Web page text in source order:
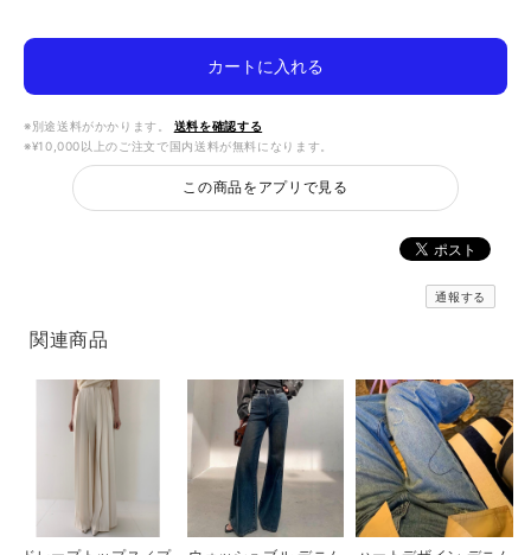
カートに入れる
※別途送料がかかります。
送料を確認する
※¥10,000以上のご注文で国内送料が無料になります。
この商品をアプリで見る
通報する
関連商品